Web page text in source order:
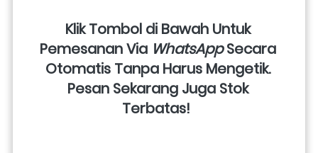
Klik Tombol di Bawah Untuk
Pemesanan Via WhatsApp Secara
Otomatis Tanpa Harus Mengetik.
Pesan Sekarang Juga Stok
Terbatas!